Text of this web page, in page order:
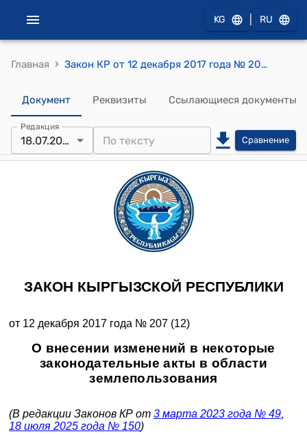
KG RU
Главная › Закон КР от 12 декабря 2017 года № 207 (12) "О внесении изменений в некоторые законодательные акты в области землепользования"
Документ Реквизиты Ссылающиеся документы
Редакция
18.07.2025 Сравнение